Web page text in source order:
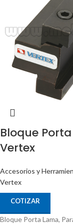
Bloque
Vertex
Accesorios y
Vertex
COTIZAR
Bloque Porta Lama,